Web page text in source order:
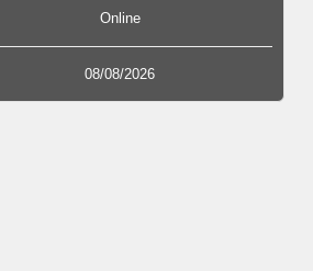
Online
08/08/2026